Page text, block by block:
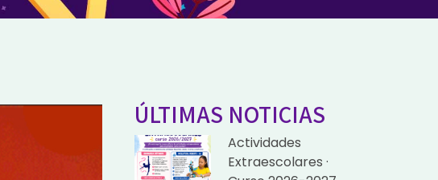
ÚLTIMAS NOTICIAS
Actividades
Extraescolares ·